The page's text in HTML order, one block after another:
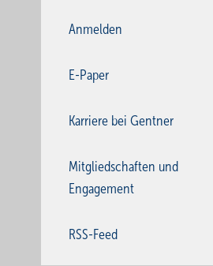
Anmelden
E-Paper
Karriere bei Gentner
Mitgliedschaften und
Engagement
RSS-Feed